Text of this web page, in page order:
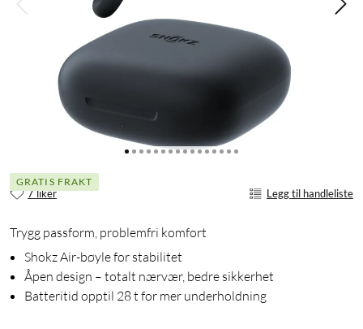
GRATIS FRAKT
7 liker Legg til handleliste
Trygg passform, problemfri komfort
Shokz Air-bøyle for stabilitet
Åpen design – totalt nærvær, bedre sikkerhet
Batteritid opptil 28 t for mer underholdning